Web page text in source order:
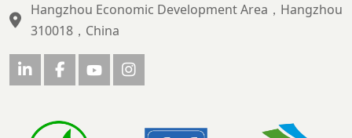
Hangzhou Economic Development Area，Hangzhou
310018，China